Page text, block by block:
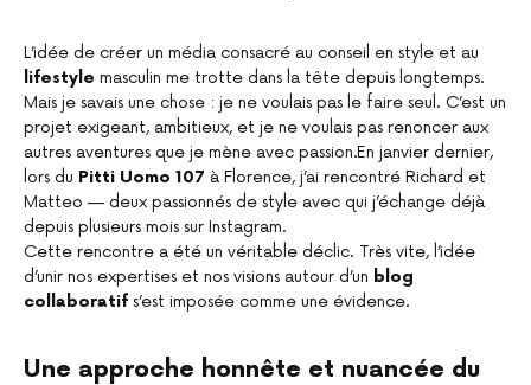
L’idée de créer un média consacré au conseil en style et au
lifestyle masculin me trotte dans la tête depuis longtemps.
Mais je savais une chose : je ne voulais pas le faire seul. C’est un
projet exigeant, ambitieux, et je ne voulais pas renoncer aux
autres aventures que je mène avec passion.En janvier dernier,
lors du Pitti Uomo 107 à Florence, j’ai rencontré Richard et
Matteo — deux passionnés de style avec qui j’échange déjà
depuis plusieurs mois sur Instagram.
Cette rencontre a été un véritable déclic. Très vite, l’idée
d’unir nos expertises et nos visions autour d’un blog
collaboratif s’est imposée comme une évidence.
Une approche honnête et nuancée du